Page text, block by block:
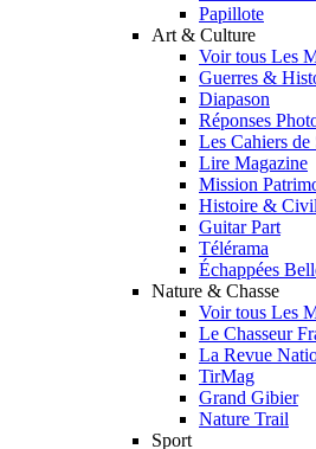
Papillote
Art & Culture
Voir tous Les
Guerres &
Diapason
Réponses
Les Cahiers
Lire Magazine
Mission
Histoire &
Guitar Part
Télérama
Échappées
Nature & Chasse
Voir tous Les
Le Chasseur
La Revue
TirMag
Grand Gibier
Nature Trail
Sport